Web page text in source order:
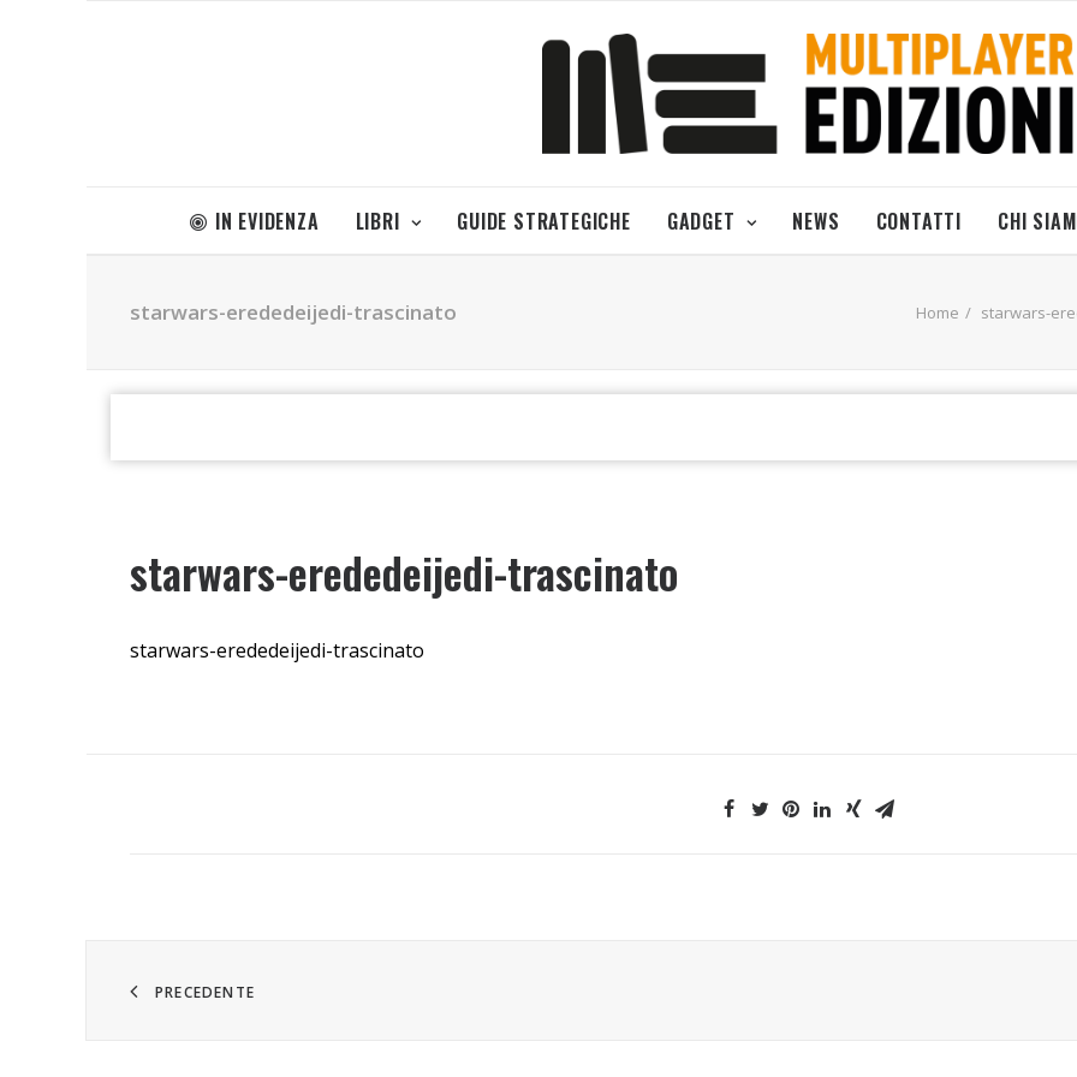
IN EVIDENZA LIBRI GUIDE STRATEGICHE GADGET NEWS CONTATTI CHI
starwars-erededeijedi-trascinato Home starwars-
starwars-erededeijedi-trascinato
starwars-erededeijedi-trascinato
PRECEDENTE